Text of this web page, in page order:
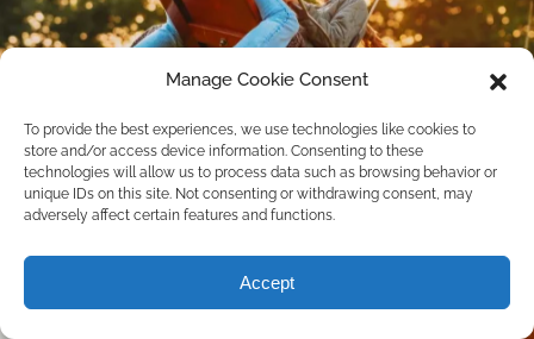
Manage Cookie Consent
To provide the best experiences, we use technologies like cookies to
store and/or access device information. Consenting to these
technologies will allow us to process data such as browsing behavior or
unique IDs on this site. Not consenting or withdrawing consent, may
adversely affect certain features and functions.
Accept